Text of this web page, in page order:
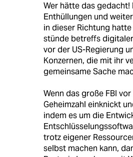
Wer hätte das gedacht!
Enthüllungen und
in dieser Richtung
stünde betreffs
vor der US-Regierung
Konzernen, die mit ihr
gemeinsame Sache
Wenn das große FBI
Geheimzahl einknickt
indem es um die
trotz eigener
selbst machen kann,